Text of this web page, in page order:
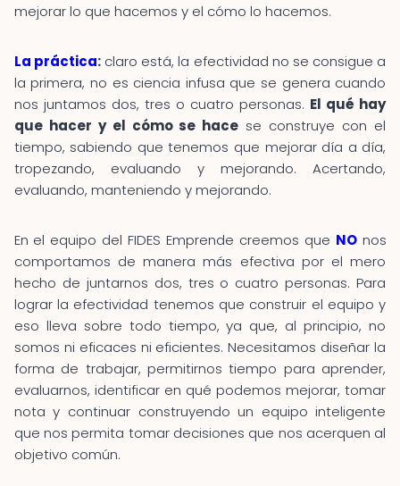
mejorar lo que hacemos y el cómo lo hacemos.
La práctica:claro está, la efectividad no se consigue a
la primera, no es ciencia infusa que se genera cuando
nos juntamos dos, tres o cuatro personas. El qué hay
que hacer y el cómo se hace se construye con el
tiempo, sabiendo que tenemos que mejorar día a día,
tropezando, evaluando y mejorando. Acertando,
evaluando, manteniendo y mejorando.
En el equipo del FIDES Emprende creemos que NO nos
comportamos de manera más efectiva por el mero
hecho de juntarnos dos, tres o cuatro personas. Para
lograr la efectividad tenemos que construir el equipo y
eso lleva sobre todo tiempo, ya que, al principio, no
somos ni eficaces ni eficientes. Necesitamos diseñar la
forma de trabajar, permitirnos tiempo para aprender,
evaluarnos, identificar en qué podemos mejorar, tomar
nota y continuar construyendo un equipo inteligente
que nos permita tomar decisiones que nos acerquen al
objetivo común.